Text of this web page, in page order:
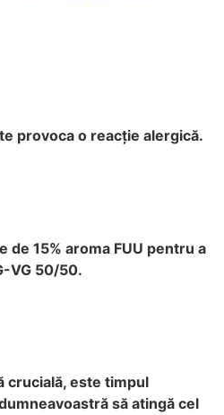
provoca o reacție alergică.
de 15% aroma FUU pentru a
VG 50/50.
crucială, este timpul
să atingă cel